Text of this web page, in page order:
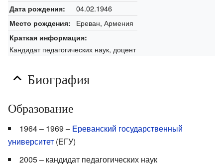
Дата рождения: 04.02.1946
Место рождения: Ереван, Армения
Краткая информация:
Кандидат педагогических наук, доцент
Биография
Образование
1964 – 1969 – Ереванский государственный
университет (ЕГУ)
2005 – кандидат педагогических наук